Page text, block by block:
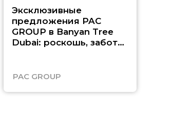
Эксклюзивные
предложения PAC
GROUP в Banyan Tree
Dubai: роскошь, забота
PAC GROUP